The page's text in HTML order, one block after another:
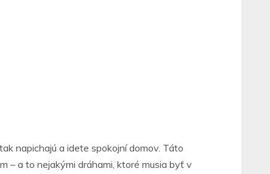
napichajú a idete spokojní domov. Táto
– a to nejakými dráhami, ktoré musia byť v